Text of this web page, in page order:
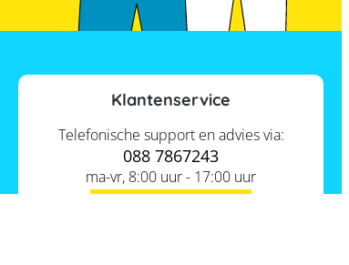
Klantenservice
Telefonische support en advies via:
088 7867243
ma-vr, 8:00 uur - 17:00 uur